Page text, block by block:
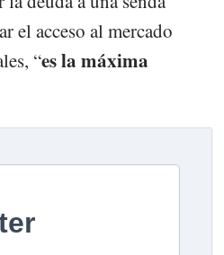
el acceso al mercado
“es la máxima